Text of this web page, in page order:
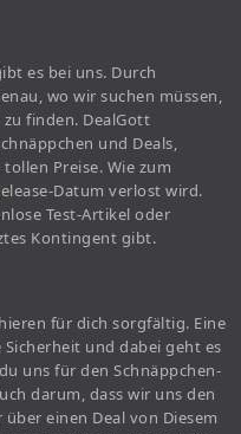
es bei uns. Durch
wo wir suchen müssen,
finden. DealGott
und Deals,
Preise. Wie zum
Datum verlost wird.
Test-Artikel oder
Kontingent gibt.
für dich sorgfältig. Eine
und dabei geht es
uns für den Schnäppchen-
darum, dass wir uns den
einen Deal von Diesem